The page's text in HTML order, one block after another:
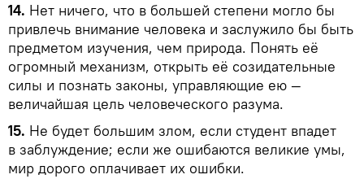
14. Нет ничего, что в большей степени могло бы
привлечь внимание человека и заслужило бы быть
предметом изучения, чем природа. Понять её
огромный механизм, открыть её созидательные
силы и познать законы, управляющие ею —
величайшая цель человеческого разума.
15. Не будет большим злом, если студент впадет
в заблуждение; если же ошибаются великие умы,
мир дорого оплачивает их ошибки.